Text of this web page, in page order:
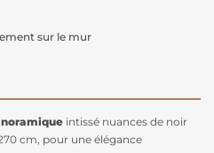
sur le mur
intissé nuances de noir
cm, pour une élégance